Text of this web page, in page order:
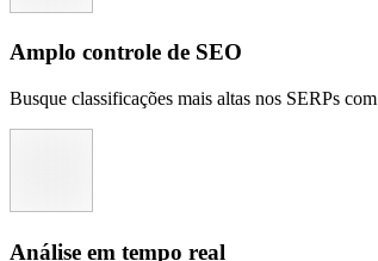
Amplo controle de SEO
Busque classificações mais altas nos SERPs
Análise em tempo real